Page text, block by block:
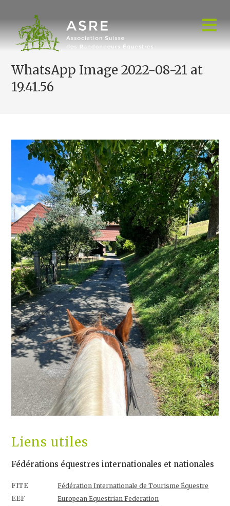
content
WhatsApp Image 2022-08-21 at
19.41.56
Liens utiles
Fédérations équestres internationales et nationales
FITE Fédération Internationale de Tourisme Équestre
EEF European Equestrian Federation